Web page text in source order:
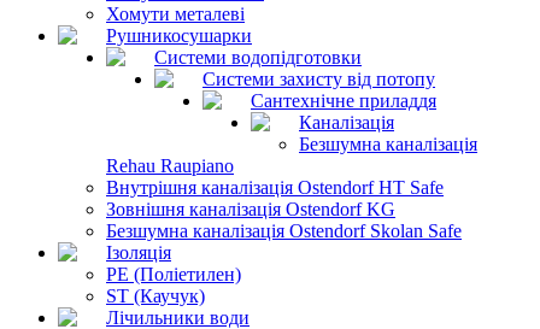
Хомути металеві
Рушникосушарки
Системи водопідготовки
Системи захисту від потопу
Сантехнічне приладдя
Каналізація
Безшумна каналізація
Rehau Raupiano
Внутрішня каналізація Ostendorf HT Safe
Зовнішня каналізація Ostendorf KG
Безшумна каналізація Ostendorf Skolan Safe
Ізоляція
PE (Поліетилен)
ST (Каучук)
Лічильники води